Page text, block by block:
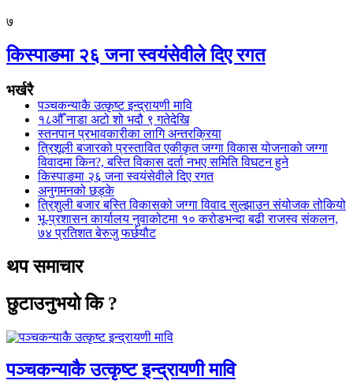
७
किस्पाङमा २६ जना स्वयंसेवीले दिए रगत
भर्खरै
पञ्चकन्याकै उत्कृष्ट इन्द्रायणी मावि
१८औँ नाडा अटो शो भदौ ९ गतेदेखि
स्तनपान प्रभावकारीका लागि अन्तरक्रिया
त्रिशूली बजारको प्रस्तावित एकीकृत जग्गा विकास योजनाको जग्गा
विवादमा किन?, बस्ति विकास दर्ता नभए समिति विघटन हुने
किस्पाङमा २६ जना स्वयंसेवीले दिए रगत
अनुगमनको छड्के
त्रिशुली बजार बस्ति विकासको जग्गा विवाद सुल्झाउन संयोजक तोकियो
भू-प्रशासन कार्यालय नुवाकोटमा १० करोडभन्दा बढी राजस्व संकलन,
७४ प्रतिशत बेरुजु फर्छयौट
थप समाचार
छुटाउनुभयो कि ?
पञ्चकन्याकै उत्कृष्ट इन्द्रायणी मावि